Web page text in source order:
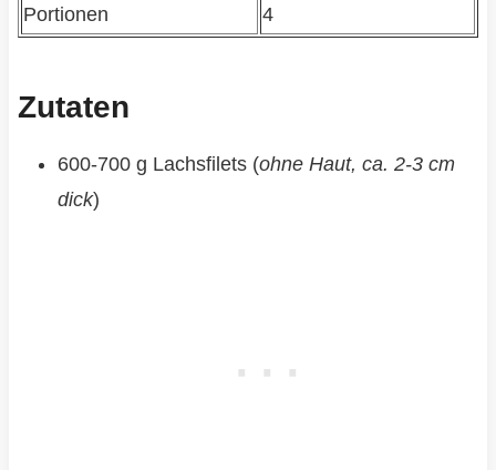
Portionen
4
Zutaten
600-700 g Lachsfilets (ohne Haut, ca. 2-3 cm
dick)